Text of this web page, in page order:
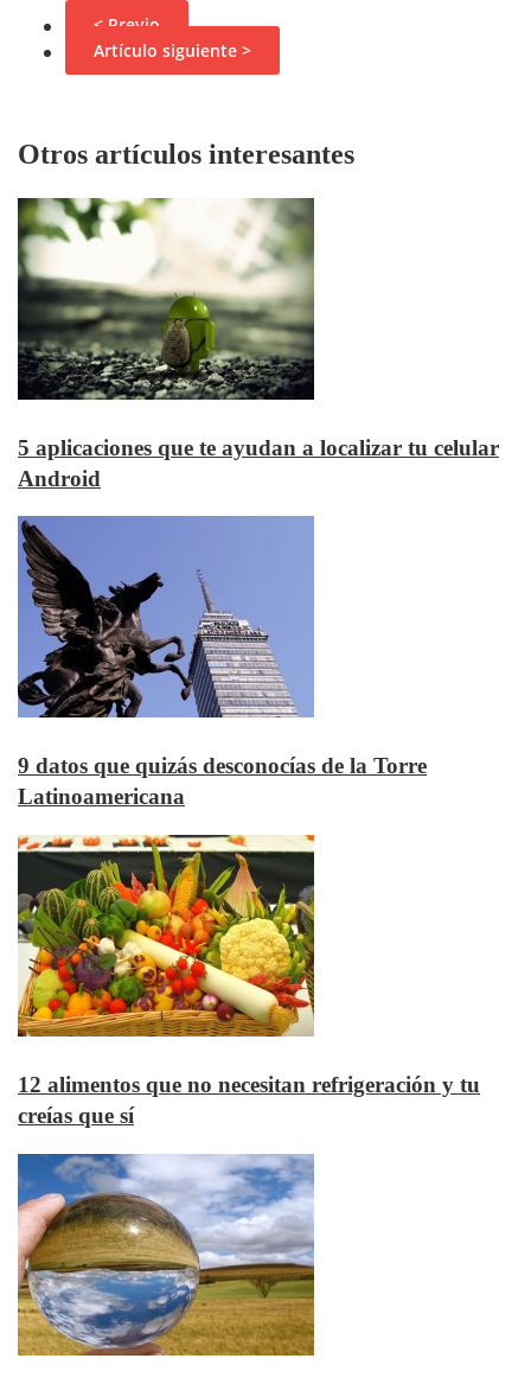
< Previo
Artículo siguiente >
Otros artículos interesantes
5 aplicaciones que te ayudan a localizar tu celular
Android
9 datos que quizás desconocías de la Torre
Latinoamericana
12 alimentos que no necesitan refrigeración y tu
creías que sí